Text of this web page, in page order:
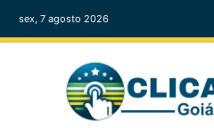
sex, 7 agosto 2026